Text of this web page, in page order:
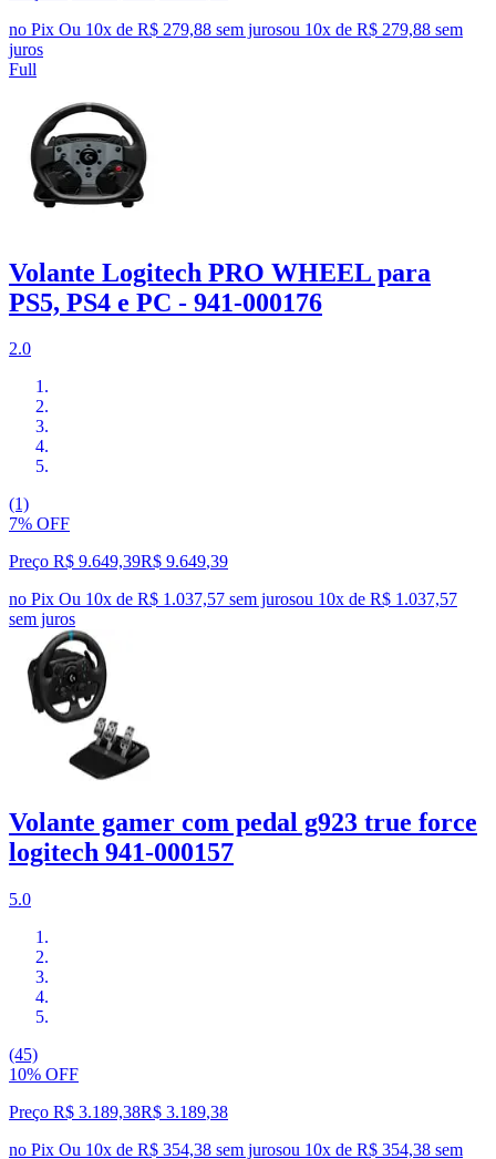
no Pix Ou 10x de R$ 279,88 sem jurosou 10x de R$ 279,88 sem
juros
Full
Volante Logitech PRO WHEEL para
PS5, PS4 e PC - 941-000176
2.0
(1)
7% OFF
Preço R$ 9.649,39R$ 9.649,39
no Pix Ou 10x de R$ 1.037,57 sem jurosou 10x de R$ 1.037,57
sem juros
Volante gamer com pedal g923 true force
logitech 941-000157
5.0
(45)
10% OFF
Preço R$ 3.189,38R$ 3.189,38
no Pix Ou 10x de R$ 354,38 sem jurosou 10x de R$ 354,38 sem